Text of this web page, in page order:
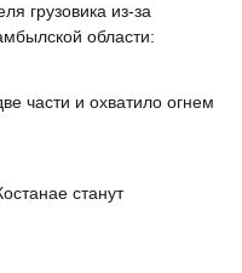
грузовика из-за
области:
части и охватило огнем
станут